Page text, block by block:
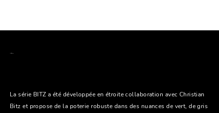
La série BITZ a été développée en étroite collaboration avec Christian
Bitz et propose de la poterie robuste dans des nuances de vert, de gris